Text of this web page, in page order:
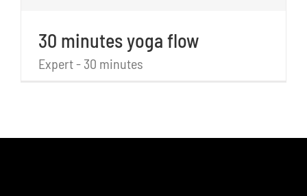
30 minutes yoga flow
Expert - 30 minutes